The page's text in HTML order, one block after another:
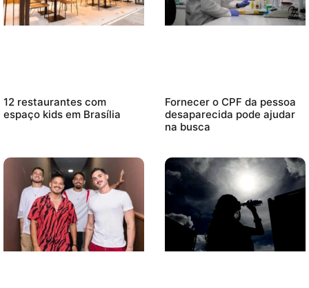
12 restaurantes com
espaço kids em Brasília
Fornecer o CPF da pessoa
desaparecida pode ajudar
na busca